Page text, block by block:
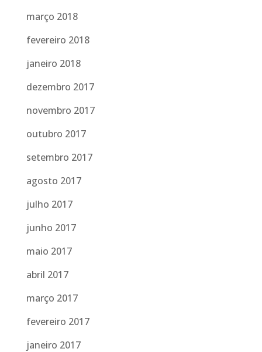
março 2018
fevereiro 2018
janeiro 2018
dezembro 2017
novembro 2017
outubro 2017
setembro 2017
agosto 2017
julho 2017
junho 2017
maio 2017
abril 2017
março 2017
fevereiro 2017
janeiro 2017